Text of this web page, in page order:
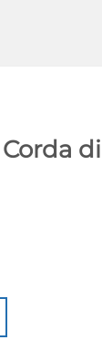
Corda